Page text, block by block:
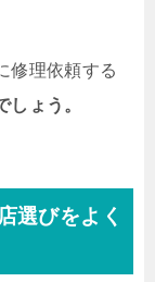
修理依頼する
ょう。
選びをよく